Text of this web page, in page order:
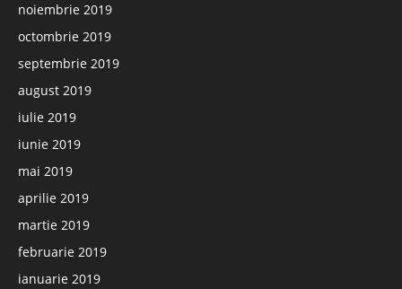
noiembrie 2019
octombrie 2019
septembrie 2019
august 2019
iulie 2019
iunie 2019
mai 2019
aprilie 2019
martie 2019
februarie 2019
ianuarie 2019